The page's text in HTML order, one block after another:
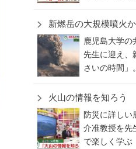
新燃岳の大規模噴火
鹿児島大学の
先生に迎え、
さいの時間
火山の情報を知ろう
防災に詳しい
介准教授を先
で楽しく学